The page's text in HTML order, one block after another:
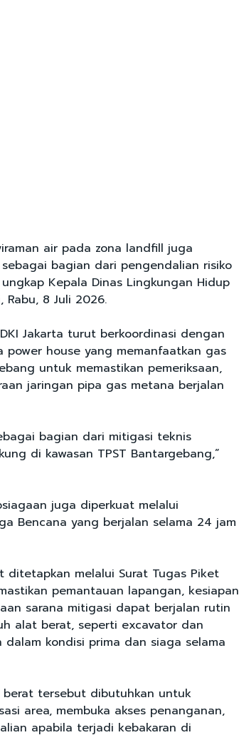
air pada zona landfill juga
bagian dari pengendalian risiko
Kepala Dinas Lingkungan Hidup
Rabu, 8 Juli 2026.
Jakarta turut berkoordinasi dengan
power house yang memanfaatkan gas
untuk memastikan pemeriksaan,
jaringan pipa gas metana berjalan
bagian dari mitigasi teknis
di kawasan TPST Bantargebang,”
juga diperkuat melalui
Bencana yang berjalan selama 24 jam
ditetapkan melalui Surat Tugas Piket
pemantauan lapangan, kesiapan
sarana mitigasi dapat berjalan rutin
alat berat, seperti excavator dan
dalam kondisi prima dan siaga selama
berat tersebut dibutuhkan untuk
area, membuka akses penanganan,
apabila terjadi kebakaran di